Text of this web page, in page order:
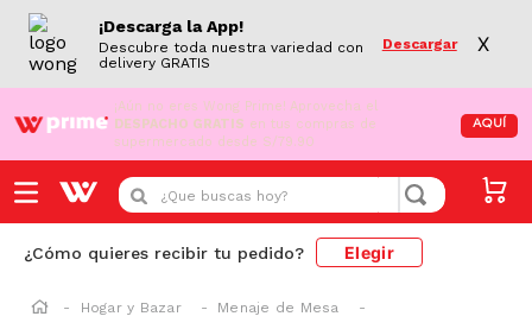
¡Descarga la App!
Descubre toda nuestra variedad con
delivery GRATIS
Descargar X
¡Aún no eres Wong Prime! Aprovecha el
DESPACHO GRATIS en tus compras de
supermercado desde S/79.90
AQUÍ
¿Que buscas hoy?
¿Cómo quieres recibir tu pedido? Elegir
Hogar y Bazar
Menaje de Mesa